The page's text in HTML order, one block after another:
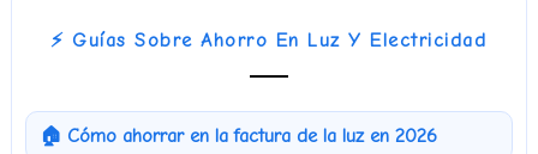
⚡ Guías Sobre Ahorro En Luz Y Electricidad
🏠 Cómo ahorrar en la factura de la luz en 2026